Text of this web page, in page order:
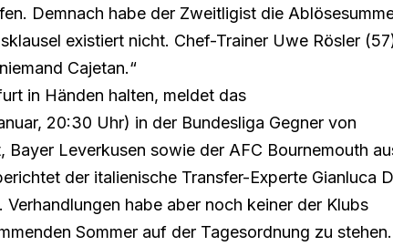
Demnach habe der Zweitligist die
existiert nicht. Chef-Trainer Uwe Rösler
Cajetan.“
in Händen halten, meldet das
20:30 Uhr) in der Bundesliga Gegner von
Leverkusen sowie der AFC Bournemouth
der italienische Transfer-Experte Gianluca
. Verhandlungen habe aber noch keiner der Klubs
Sommer auf der Tagesordnung zu stehen.